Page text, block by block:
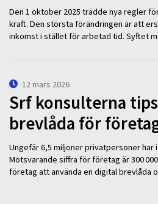
Den 1 oktober 2025 trädde nya regler
kraft. Den största förändringen är att
inkomst i stället för arbetad tid. Syftet
12 mars 2026
Srf konsulterna
brevlåda för
Ungefär 6,5 miljoner privatpersoner har
Motsvarande siffra för företag är 300
företag att använda en digital brevlåda